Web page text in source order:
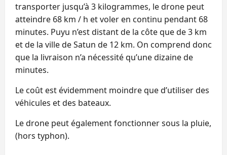
transporter jusqu’à 3 kilogrammes, le drone peut
atteindre 68 km / h et voler en continu pendant 68
minutes. Puyu n’est distant de la côte que de 3 km
et de la ville de Satun de 12 km. On comprend donc
que la livraison n’a nécessité qu’une dizaine de
minutes.
Le coût est évidemment moindre que d’utiliser des
véhicules et des bateaux.
Le drone peut également fonctionner sous la pluie,
(hors typhon).